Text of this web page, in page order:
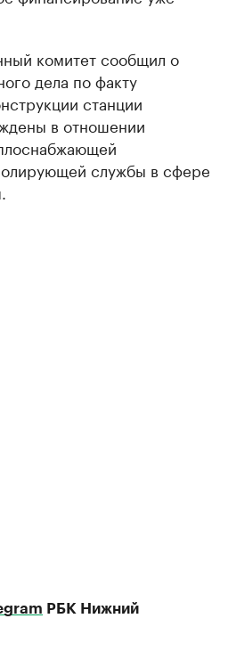
комитет сообщил о
дела по факту
станции
в отношении
службы в сфере
РБК Нижний